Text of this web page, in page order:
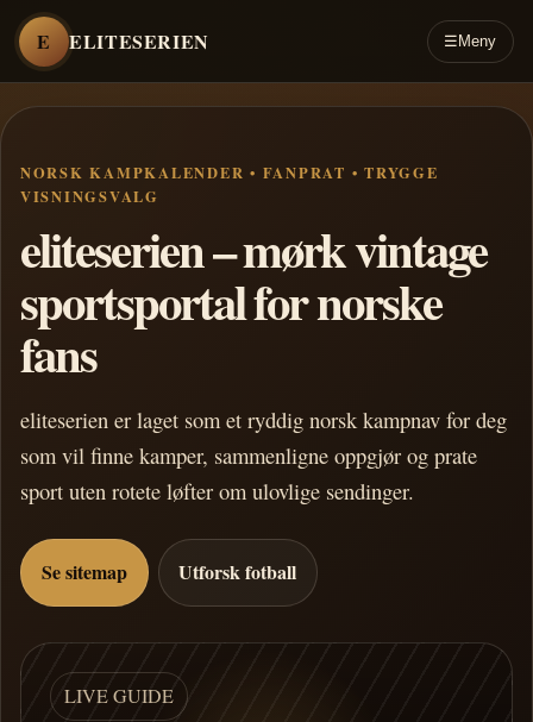
E ELITESERIEN ☰ Meny
NORSK KAMPKALENDER • FANPRAT • TRYGGE
VISNINGSVALG
eliteserien – mørk vintage
sportsportal for norske
fans
eliteserien er laget som et ryddig norsk kampnav for deg
som vil finne kamper, sammenligne oppgjør og prate
sport uten rotete løfter om ulovlige sendinger.
Se sitemap Utforsk fotball
LIVE GUIDE